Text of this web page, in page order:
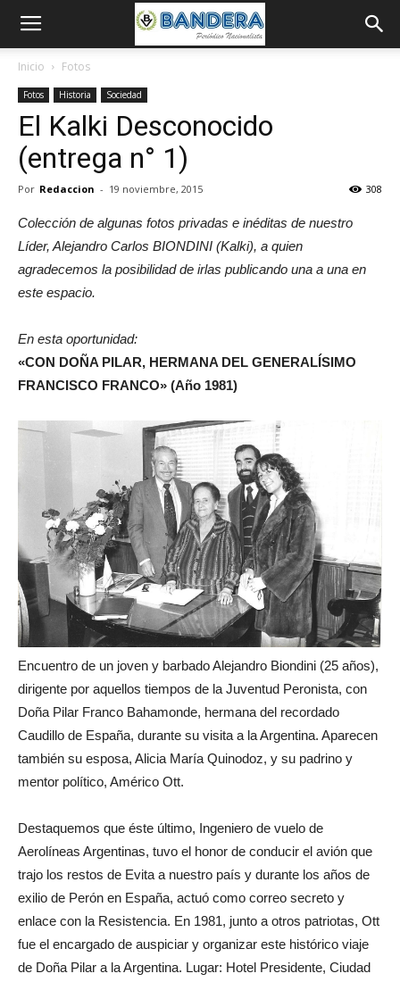
Inicio Fotos
Fotos Historia Sociedad
El Kalki Desconocido
(entrega n° 1)
Por Redaccion - 19 noviembre, 2015 308
Colección de algunas fotos privadas e inéditas de nuestro
Líder, Alejandro Carlos BIONDINI (Kalki), a quien
agradecemos la posibilidad de irlas publicando una a una en
este espacio.
En esta oportunidad:
«CON DOÑA PILAR, HERMANA DEL GENERALÍSIMO
FRANCISCO FRANCO» (Año 1981)
Encuentro de un joven y barbado Alejandro Biondini (25 años),
dirigente por aquellos tiempos de la Juventud Peronista, con
Doña Pilar Franco Bahamonde, hermana del recordado
Caudillo de España, durante su visita a la Argentina. Aparecen
también su esposa, Alicia María Quinodoz, y su padrino y
mentor político, Américo Ott.
Destaquemos que éste último, Ingeniero de vuelo de
Aerolíneas Argentinas, tuvo el honor de conducir el avión que
trajo los restos de Evita a nuestro país y durante los años de
exilio de Perón en España, actuó como correo secreto y
enlace con la Resistencia. En 1981, junto a otros patriotas, Ott
fue el encargado de auspiciar y organizar este histórico viaje
de Doña Pilar a la Argentina. Lugar: Hotel Presidente, Ciudad